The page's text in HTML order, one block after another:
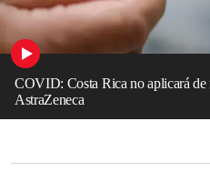
COVID: Costa Rica no aplicará de
AstraZeneca